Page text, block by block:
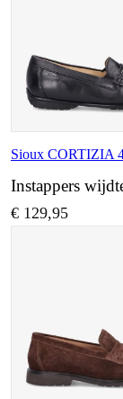
Instappers
€ 129,95